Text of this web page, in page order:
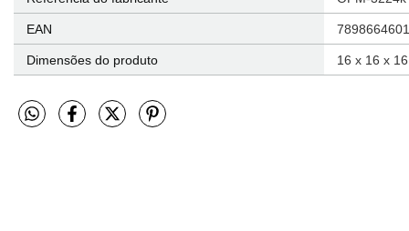
EAN
Dimensões do produto ‎16 x 16 x